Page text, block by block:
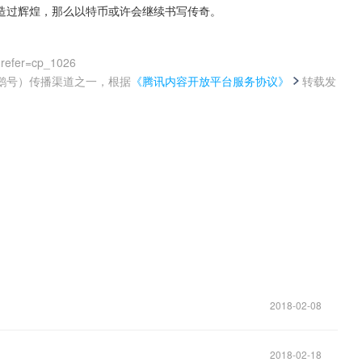
辉煌，那么以特币或许会继续书写传奇。
号）传播渠道之一，根据 《腾讯内容开放平台服务协议》 转载发
2018-02-08
2018-02-18